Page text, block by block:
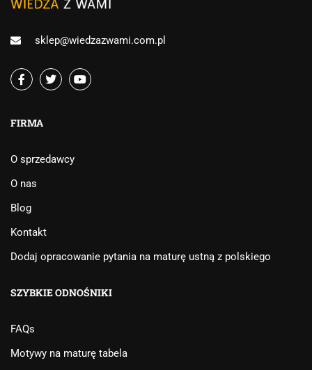
sklep@wiedzazwami.com.pl
FIRMA
O sprzedawcy
O nas
Blog
Kontakt
Dodaj opracowanie pytania na maturę ustną z polskiego
SZYBKIE ODNOŚNIKI
FAQs
Motywy na maturę tabela